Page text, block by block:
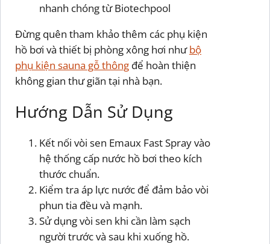
nhanh chóng từ Biotechpool
Đừng quên tham khảo thêm các phụ kiện
hồ bơi và thiết bị phòng xông hơi nhưbộ
phụ kiện sauna gỗ thông để hoàn thiện
không gian thư giãn tại nhà bạn.
Hướng Dẫn Sử Dụng
Kết nối vòi sen Emaux Fast Spray vào
hệ thống cấp nước hồ bơi theo kích
thước chuẩn.
Kiểm tra áp lực nước để đảm bảo vòi
phun tia đều và mạnh.
Sử dụng vòi sen khi cần làm sạch
người trước và sau khi xuống hồ.